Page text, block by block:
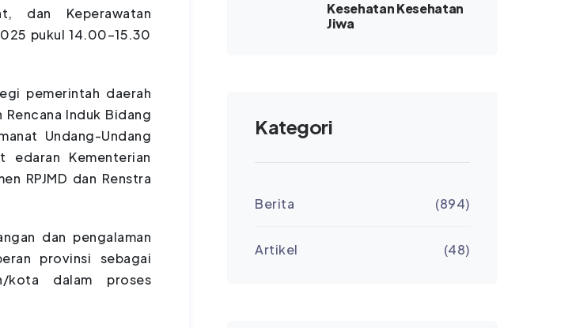
dan Keperawatan
pukul 14.00–15.30
pemerintah daerah
Induk Bidang
Undang-Undang
edaran Kementerian
RPJMD dan Renstra
dan pengalaman
provinsi sebagai
kota dalam proses
Kesehatan Kesehatan
Jiwa
Kategori
Berita (894)
Artikel (48)